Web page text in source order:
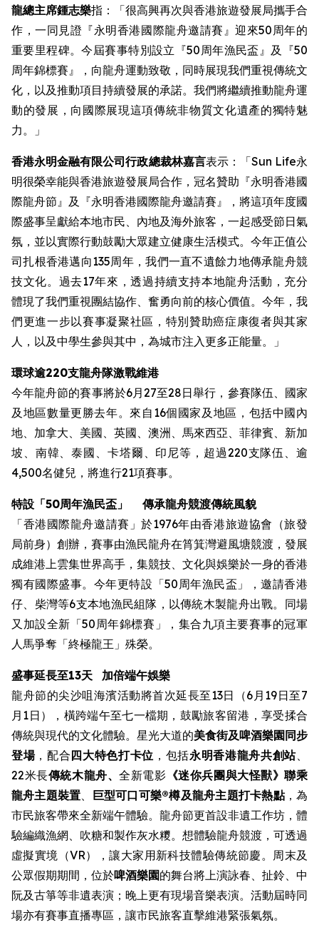
龍總主席鍾志樂指：「很高興再次與香港旅遊發展局攜手合
作，一同見證『永明香港國際龍舟邀請賽』迎來50周年的
重要里程碑。今屆賽事特別設立『50周年漁民盃』及『50
周年錦標賽』，向龍舟運動致敬，同時展現我們重視傳統文
化，以及推動項目持續發展的承諾。我們將繼續推動龍舟運
動的發展，向國際展現這項傳統非物質文化遺產的獨特魅
力。」
香港永明金融有限公司行政總裁林嘉言表示：「Sun Life永
明很榮幸能與香港旅遊發展局合作，冠名贊助『永明香港國
際龍舟節』及『永明香港國際龍舟邀請賽』，將這項年度國
際盛事呈獻給本地市民、內地及海外旅客，一起感受節日氣
氛，並以實際行動鼓勵大眾建立健康生活模式。今年正值公
司扎根香港邁向135周年，我們一直不遺餘力地傳承龍舟競
技文化。過去17年來，透過持續支持本地龍舟活動，充分
體現了我們重視團結協作、奮勇向前的核心價值。今年，我
們更進一步以賽事凝聚社區，特別贊助癌症康復者與其家
人，以及中學生參與其中，為城市注入更多正能量。」
環球逾220支龍舟隊激戰維港
今年龍舟節的賽事將於6月27至28日舉行，參賽隊伍、國家
及地區數量更勝去年。來自16個國家及地區，包括中國內
地、加拿大、美國、英國、澳洲、馬來西亞、菲律賓、新加
坡、南韓、泰國、卡塔爾、印尼等，超過220支隊伍、逾
4,500名健兒，將進行21項賽事。
特設 「50周年漁民盃」
傳承龍舟競渡傳統風貌
「香港國際龍舟邀請賽」於1976年由香港旅遊協會（旅發
局前身）創辦，賽事由漁民龍舟在筲箕灣避風塘競渡，發展
成維港上雲集世界高手，集競技、文化與娛樂於一身的香港
獨有國際盛事。今年更特設「50周年漁民盃」，邀請香港
仔、柴灣等6支本地漁民組隊，以傳統木製龍舟出戰。同場
又加設全新「50周年錦標賽」，集合九項主要賽事的冠軍
人馬爭奪「終極龍王」殊榮。
盛事延長至13天
加倍端午娛樂
龍舟節的尖沙咀海濱活動將首次延長至13日（6月19日至7
月1日），橫跨端午至七一檔期，鼓勵旅客留港，享受揉合
傳統與現代的文化體驗。星光大道的美食街及啤酒樂園同步
登場，配合四大特色打卡位 ，包括永明香港龍舟共創站、
22米長傳統木龍舟、全新電影 《迷你兵團與大怪獸》聯乘
龍舟主題裝置、 巨型可口可樂®樽及龍舟主題打卡熱點，為
市民旅客帶來全新端午體驗。龍舟節更首設非遺工作坊，體
驗編織漁網、吹糖和製作灰水糭。想體驗龍舟競渡，可透過
虛擬實境（VR），讓大家用新科技體驗傳統節慶。周末及
公眾假期期間，位於啤酒樂園的舞台將上演詠春、扯鈴、中
阮及古箏等非遺表演；晚上更有現場音樂表演。活動屆時同
場亦有賽事直播專區，讓市民旅客直擊維港緊張氣氛。